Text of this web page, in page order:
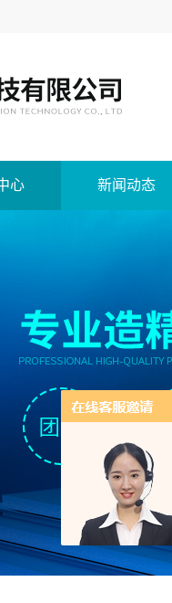
心 新闻动态